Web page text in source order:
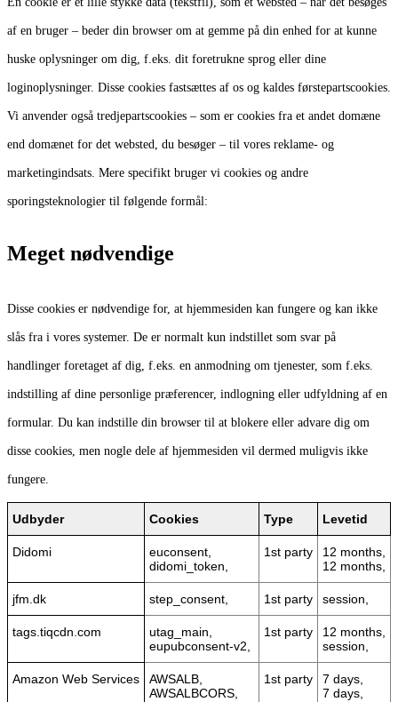
af en bruger – beder din browser om at gemme på din enhed for at kunne
huske oplysninger om dig, f.eks. dit foretrukne sprog eller dine
loginoplysninger. Disse cookies fastsættes af os og kaldes førstepartscookies.
Vi anvender også tredjepartscookies – som er cookies fra et andet domæne
end domænet for det websted, du besøger – til vores reklame- og
marketingindsats. Mere specifikt bruger vi cookies og andre
sporingsteknologier til følgende formål:
Meget nødvendige
Disse cookies er nødvendige for, at hjemmesiden kan fungere og kan ikke
slås fra i vores systemer. De er normalt kun indstillet som svar på
handlinger foretaget af dig, f.eks. en anmodning om tjenester, som f.eks.
indstilling af dine personlige præferencer, indlogning eller udfyldning af en
formular. Du kan indstille din browser til at blokere eller advare dig om
disse cookies, men nogle dele af hjemmesiden vil dermed muligvis ikke
fungere.
Udbyder Cookies Type Levetid
Didomi
euconsent,
didomi_token,
1st party
12 months,
12 months,
jfm.dk step_consent, 1st party session,
tags.tiqcdn.com
utag_main,
eupubconsent-v2,
1st party
12 months,
session,
Amazon Web Services
AWSALB,
AWSALBCORS,
1st party
7 days,
7 days,